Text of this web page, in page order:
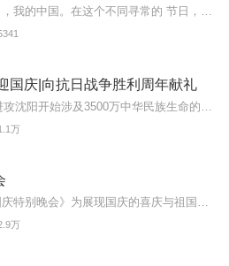
国庆|向抗日战争胜利周年献礼
万
万